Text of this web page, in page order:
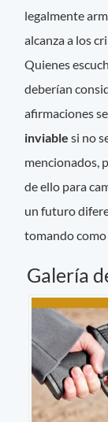
legalmente
alcanza a los
Quienes
deberían
afirmaciones
inviablesi no
mencionados,
de ello para
un futuro
tomando como
Galería